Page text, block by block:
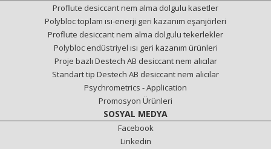
Proflute desiccant nem alma dolgulu kasetler
Polybloc toplam ısı-enerji geri kazanım eşanjörleri
Proflute desiccant nem alma dolgulu tekerlekler
Polybloc endüstriyel ısı geri kazanım ürünleri
Proje bazlı Destech AB desiccant nem alıcılar
Standart tip Destech AB desiccant nem alıcılar
Psychrometrics - Application
Promosyon Ürünleri
SOSYAL MEDYA
Facebook
Linkedin